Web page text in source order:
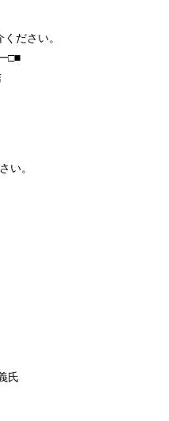
ご紹介ください。
い。
氏